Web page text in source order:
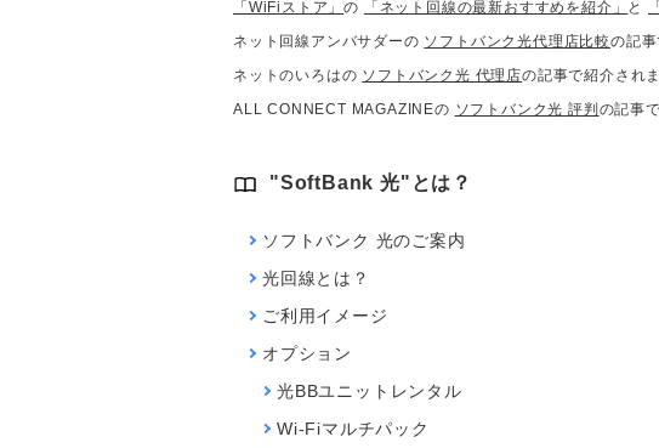
「WiFiストア」の 「ネット回線の最新おすすめを紹介」 と
ネット回線アンバサダーの ソフトバンク光代理店比較の記事
ネットのいろはの ソフトバンク光 代理店の記事で紹介されま
ALL CONNECT MAGAZINEの ソフトバンク光 評判 の記事
"SoftBank 光"とは？
ソフトバンク 光のご案内
光回線とは？
ご利用イメージ
オプション
光BBユニットレンタル
Wi-Fiマルチパック